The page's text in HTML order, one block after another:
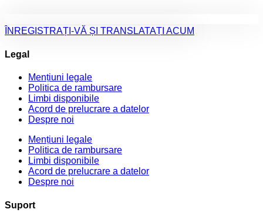
ÎNREGISTRAȚI-VĂ ȘI TRANSLATAȚI ACUM
Legal
Mențiuni legale
Politica de rambursare
Limbi disponibile
Acord de prelucrare a datelor
Despre noi
Mențiuni legale
Politica de rambursare
Limbi disponibile
Acord de prelucrare a datelor
Despre noi
Suport